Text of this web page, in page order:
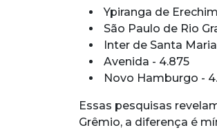
Ypiranga de
São Paulo de Rio
Inter de Santa
Avenida - 4.875
Novo Hamburgo -
Essas pesquisas
Grêmio, a diferença é